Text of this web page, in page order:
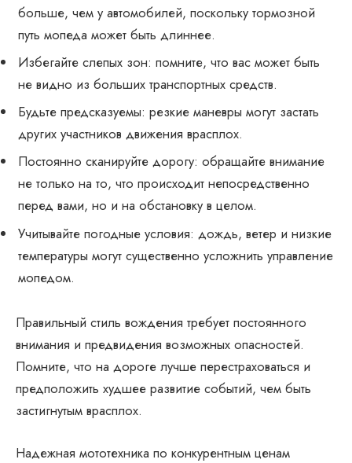
больше, чем у автомобилей, поскольку тормозной
путь мопеда может быть длиннее.
Избегайте слепых зон: помните, что вас может быть
не видно из больших транспортных средств.
Будьте предсказуемы: резкие маневры могут застать
других участников движения врасплох.
Постоянно сканируйте дорогу: обращайте внимание
не только на то, что происходит непосредственно
перед вами, но и на обстановку в целом.
Учитывайте погодные условия: дождь, ветер и низкие
температуры могут существенно усложнить управление
мопедом.
Правильный стиль вождения требует постоянного
внимания и предвидения возможных опасностей.
Помните, что на дороге лучше перестраховаться и
предположить худшее развитие событий, чем быть
застигнутым врасплох.
Надежная мототехника по конкурентным ценам